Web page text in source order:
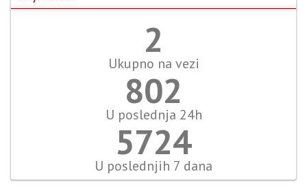
2
Ukupno na vezi
891
U poslednja 24h
6360
U poslednjih 7 dana